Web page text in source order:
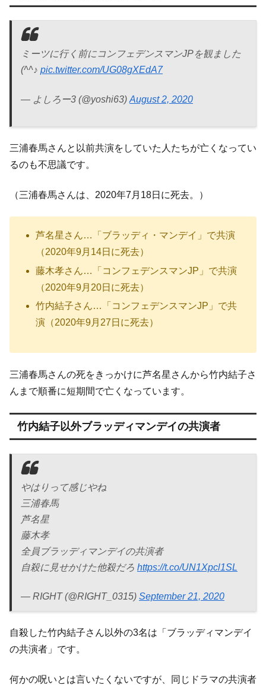
ミーツに行く前にコンフェデンスマンJPを観ました
(^^♪ pic.twitter.com/UG08gXEdA7
— よしろー3 (@yoshi63) August 2, 2020
三浦春馬さんと以前共演をしていた人たちが亡くなってい
るのも不思議です。
（三浦春馬さんは、2020年7月18日に死去。）
芦名星さん…「ブラッディ・マンデイ」で共演
（2020年9月14日に死去）
藤木孝さん…「コンフェデンスマンJP」で共演
（2020年9月20日に死去）
竹内結子さん…「コンフェデンスマンJP」で共
演（2020年9月27日に死去）
三浦春馬さんの死をきっかけに芦名星さんから竹内結子さ
んまで順番に短期間で亡くなっています。
竹内結子以外ブラッディマンデイの共演者
やはりって感じやね
三浦春馬
芦名星
藤木孝
全員ブラッディマンデイの共演者
自殺に見せかけた他殺だろ https://t.co/UN1Xpcl1SL
— RIGHT (@RIGHT_0315) September 21, 2020
自殺した竹内結子さん以外の3名は「ブラッディマンデイ
の共演者」です。
何かの呪いとは言いたくないですが、同じドラマの共演者